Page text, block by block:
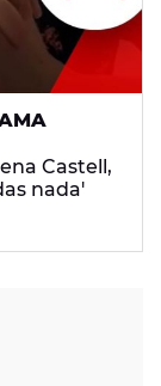
Castell,
nada'